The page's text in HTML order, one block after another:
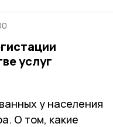
услуг
у населения
О том, какие